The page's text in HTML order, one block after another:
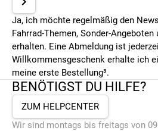
Ja, ich möchte regelmäßig den
Fahrrad-Themen, Sonder-Angeboten
erhalten. Eine Abmeldung ist
Willkommensgeschenk erhalte ich
meine erste Bestellung³.
BENÖTIGST DU HILFE?
ZUM HELPCENTER
Wir sind montags bis freitags von